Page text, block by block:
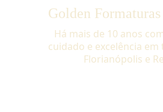
Golden
Há mais de 10 anos
cuidado e excelência
Florianópolis e